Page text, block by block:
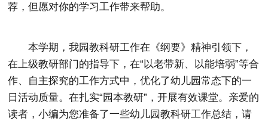
荐，但愿对你的学习工作带来帮助。
本学期，我园教科研工作在《纲要》精神引领下，
在上级教研部门的指导下，在“以老带新、以能培弱”等合
作、自主探究的工作方式中，优化了幼儿园常态下的一
日活动质量。在扎实“园本教研”，开展有效课堂。亲爱的
读者，小编为您准备了一些幼儿园教科研工作总结，请